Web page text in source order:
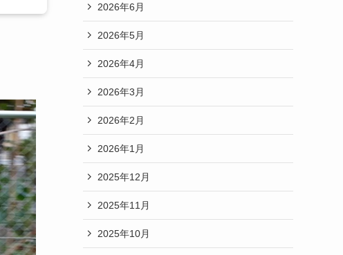
2026年6月
2026年5月
2026年4月
2026年3月
2026年2月
2026年1月
2025年12月
2025年11月
2025年10月